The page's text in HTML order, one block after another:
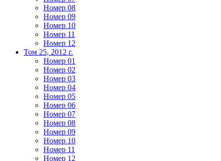
Номер 08
Номер 09
Номер 10
Номер 11
Номер 12
Том 25, 2012 г.
Номер 01
Номер 02
Номер 03
Номер 04
Номер 05
Номер 06
Номер 07
Номер 08
Номер 09
Номер 10
Номер 11
Номер 12